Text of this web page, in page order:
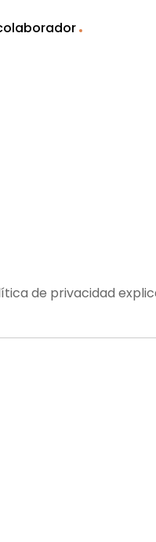
de privacidad